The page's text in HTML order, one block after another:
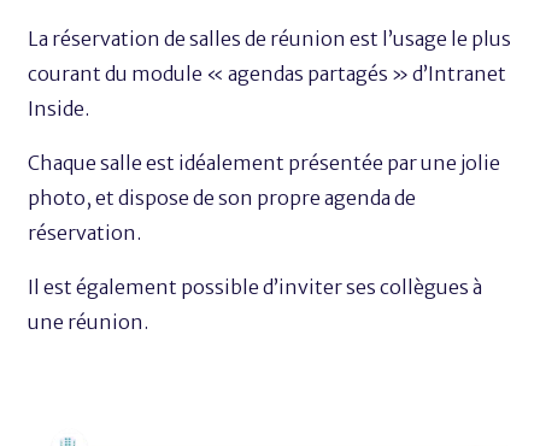
La réservation de salles de réunion est l’usage le plus
courant du module « agendas partagés » d’Intranet
Inside.
Chaque salle est idéalement présentée par une jolie
photo, et dispose de son propre agenda de
réservation.
Il est également possible d’inviter ses collègues à
une réunion.